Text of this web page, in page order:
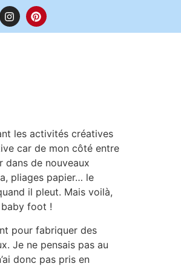
les activités créatives
car de mon côté entre
dans de nouveaux
pliages papier… le
il pleut. Mais voilà,
baby foot !
pour fabriquer des
Je ne pensais pas au
donc pas pris en